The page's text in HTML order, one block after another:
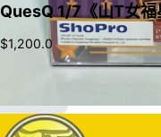
QuesQ 1/7《山T女
$1,200.0